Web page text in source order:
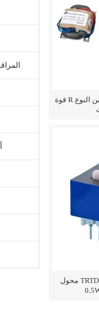
TRTDY-R محول تيار كهربائي من النوع R قوة
TRTDY-E EI-type Pin Transformer محول